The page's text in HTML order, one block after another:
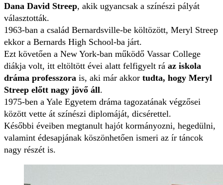
Dana David Streep, akik ugyancsak a színészi pályát
választották.
1963-ban a család Bernardsville-be költözött, Meryl Streep
ekkor a Bernards High School-ba járt.
Ezt követően a New York-ban működő Vassar College
diákja volt, itt eltöltött évei alatt felfigyelt rá az iskola
dráma professzora is, aki már akkor tudta, hogy Meryl
Streep előtt nagy jövő áll.
1975-ben a Yale Egyetem dráma tagozatának végzősei
között vette át színészi diplomáját, dicsérettel.
Későbbi éveiben megtanult hajót kormányozni, hegedülni,
valamint édesapjának köszönhetően ismeri az ír táncok
nagy részét is.